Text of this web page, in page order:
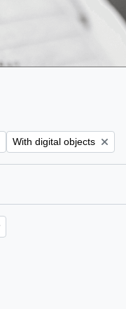
Remove filter:
With digital objects